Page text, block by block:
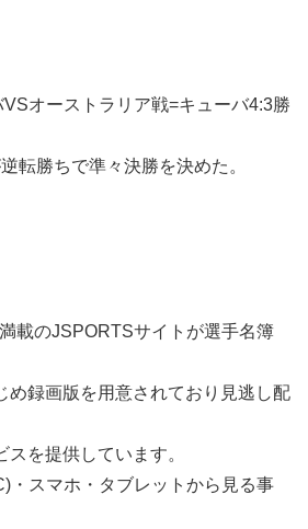
オーストラリア戦=キューバ4:3勝
転勝ちで準々決勝を決めた。
載のJSPORTSサイトが選手名簿
め録画版を用意されており見逃し配
を提供しています。
・スマホ・タブレットから見る事